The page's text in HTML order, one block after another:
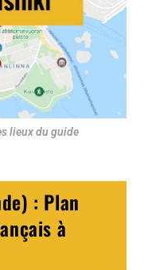
lieux du guide
: Plan
à